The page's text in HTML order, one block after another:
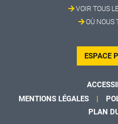
VOIR TOUS
OÙ NOUS
ESPACE
MENTIONS LÉGALES
PLAN